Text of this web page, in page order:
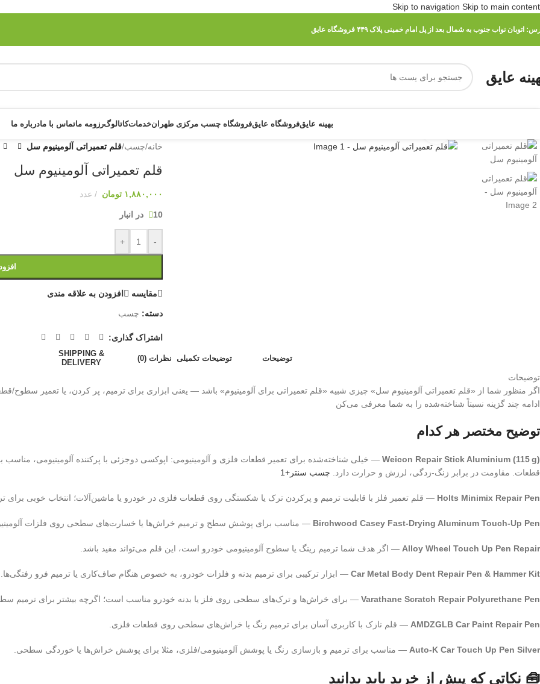
Skip to navigation Skip to main content
اتوبان نواب جنوب به شمال بعد از پل امام خمینی پلاک ۴۴۹ فروشگاه عایق
عایق
بهینه عایقفروشگاه عایقفروشگاه چسب مرکزی طهرانخدماتکاتالوگرزومه ماتماس با مادرباره ما
خانه/چسب/قلم تعمیراتی آلومینیوم سل
قلم تعمیراتی آلومینیوم سل
۱,۸۸۰,۰۰۰ تومان عدد
10 در انبار
-
+
مقايسه افزودن به علاقه مندی
دسته: چسب
اشتراک گذاری:
توضیحات توضیحات تکمیلی نظرات (0)
SHIPPING &
DELIVERY
توضیحات
اگر منظور شما از «قلم تعمیراتی آلومینیوم سل» چیزی شبیه «قلم تعمیراتی برای آلومینیوم» باشد — یعنی ابزاری برای ترمیم، پر کردن، یا تعمیر سطوح/
ادامه چند گزینه نسبتاً شناخته‌شده را به شما معرفی می‌کن
توضیح مختصر هر کدام
Weicon Repair Stick Aluminium (115 g) — خیلی شناخته‌شده برای تعمیر قطعات فلزی و آلومینیومی: اپوکسی دو‌جزئی با پرکننده آلومینیومی،
قطعات. مقاومت در برابر زنگ‑زدگی، لرزش و حرارت دارد. چسب سنتر +1
Holts Minimix Repair Pen — قلم تعمیر فلز با قابلیت ترمیم و پرکردن ترک یا شکستگی روی قطعات فلزی در خودرو یا ماشین‌آلات؛ انتخاب خوبی برای
Birchwood Casey Fast‑Drying Aluminum Touch‑Up Pen — مناسب برای پوشش سطح و ترمیم خراش‌ها یا خسارت‌های سطحی روی فلزات
Alloy Wheel Touch Up Pen Repair — اگر هدف شما ترمیم رینگ یا سطوح آلومینیومی خودرو است، این قلم می‌تواند مفید باشد.
Car Metal Body Dent Repair Pen & Hammer Kit — ابزار ترکیبی برای ترمیم بدنه و فلزات خودرو، به خصوص هنگام صاف‌کاری یا ترمیم فرو رفتگی‌ها.
Varathane Scratch Repair Polyurethane Pen — برای خراش‌ها و ترک‌های سطحی روی فلز یا بدنه خودرو مناسب است؛ اگرچه بیشتر برای ترمیم
AMDZGLB Car Paint Repair Pen — قلم نازک با کاربری آسان برای ترمیم رنگ یا خراش‌های سطحی روی قطعات فلزی.
Auto-K Car Touch Up Pen Silver — مناسب برای ترمیم و بازسازی رنگ یا پوشش آلومینیومی/فلزی، مثلا برای پوشش خراش‌ها یا خوردگی سطحی.
🧰 نکاتی که پیش از خرید باید بدانید